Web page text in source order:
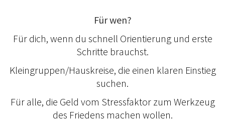
Für wen?
Für dich, wenn du schnell Orientierung und erste
Schritte brauchst.
Kleingruppen/Hauskreise, die einen klaren Einstieg
suchen.
Für alle, die Geld vom Stressfaktor zum Werkzeug
des Friedens machen wollen.